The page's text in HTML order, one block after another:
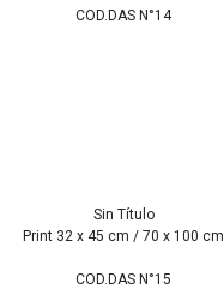
COD.DAS N°14
Sin Título
Print 32 x 45 cm / 70 x 100 cm
COD.DAS N°15